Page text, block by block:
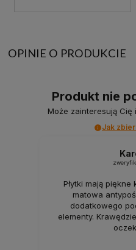
OPINIE O PRODUKCIE
Produkt nie
Może zainteresują
Jak
Płytki mają
matowa
dodatkowego
elementy.